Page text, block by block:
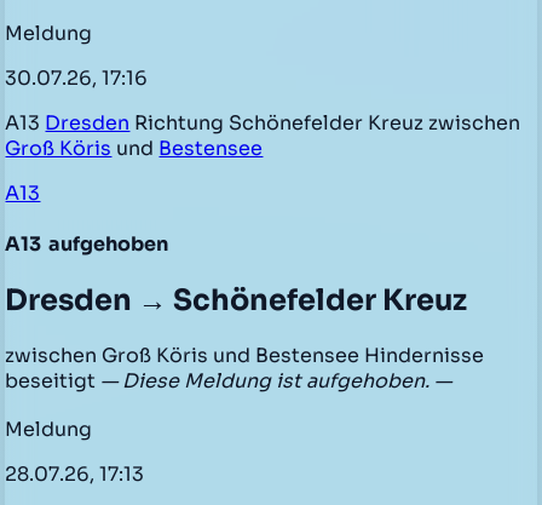
Meldung
30.07.26, 17:16
A13 Dresden Richtung Schönefelder Kreuz zwischen
Groß Köris und Bestensee
A13
A13 aufgehoben
Dresden → Schönefelder Kreuz
zwischen Groß Köris und Bestensee Hindernisse
beseitigt — Diese Meldung ist aufgehoben. —
Meldung
28.07.26, 17:13